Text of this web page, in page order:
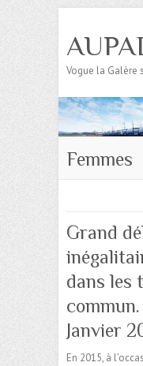
Vogue la Galère
Femmes
Grand
dans les
Janvier
En 2015, à